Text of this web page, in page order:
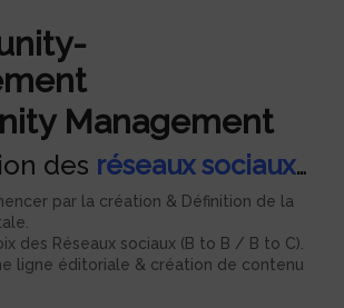
Management
des réseaux sociaux…
par la création & Définition de la
des Réseaux sociaux (B to B / B to C).
ligne éditoriale & création de contenu